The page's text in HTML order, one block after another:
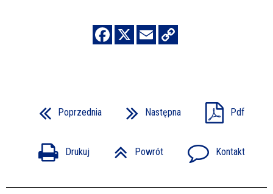
Poprzednia Następna Pdf
Drukuj Powrót Kontakt